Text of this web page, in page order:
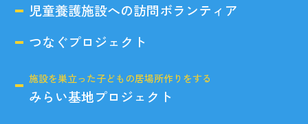
児童養護施設への訪問ボランティア
つなぐプロジェクト
施設を巣立った子どもの居場所作りをする
みらい基地プロジェクト